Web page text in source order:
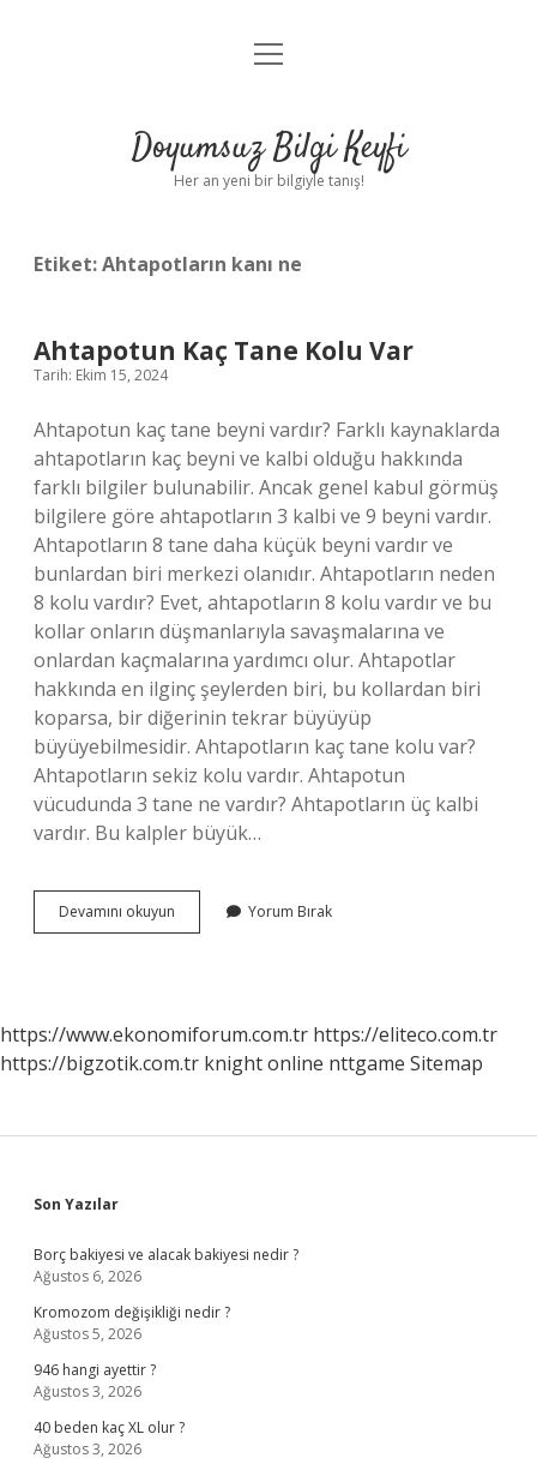
Anasayfa
Yasal Uyarı
menüyü
Doyumsuz Bilgi Keyfi
Her an yeni bir bilgiyle tanış!
Etiket:Ahtapotların kanı ne
Ahtapotun Kaç Tane Kolu Var
Tarih: Ekim 15, 2024
Ahtapotun kaç tane beyni vardır? Farklı kaynaklarda
ahtapotların kaç beyni ve kalbi olduğu hakkında
farklı bilgiler bulunabilir. Ancak genel kabul görmüş
bilgilere göre ahtapotların 3 kalbi ve 9 beyni vardır.
Ahtapotların 8 tane daha küçük beyni vardır ve
bunlardan biri merkezi olanıdır. Ahtapotların neden
8 kolu vardır? Evet, ahtapotların 8 kolu vardır ve bu
kollar onların düşmanlarıyla savaşmalarına ve
onlardan kaçmalarına yardımcı olur. Ahtapotlar
hakkında en ilginç şeylerden biri, bu kollardan biri
koparsa, bir diğerinin tekrar büyüyüp
büyüyebilmesidir. Ahtapotların kaç tane kolu var?
Ahtapotların sekiz kolu vardır. Ahtapotun
vücudunda 3 tane ne vardır? Ahtapotların üç kalbi
vardır. Bu kalpler büyük…
Devamını okuyun Ahtapotun
Kaç
Yorum Bırak
https://www.ekonomiforum.com.tr https://eliteco.com.tr
https://bigzotik.com.tr knight online nttgame Sitemap
Sidebar
Son Yazılar
Borç bakiyesi ve alacak bakiyesi nedir ?
Ağustos 6, 2026
Kromozom değişikliği nedir ?
Ağustos 5, 2026
946 hangi ayettir ?
Ağustos 3, 2026
40 beden kaç XL olur ?
Ağustos 3, 2026